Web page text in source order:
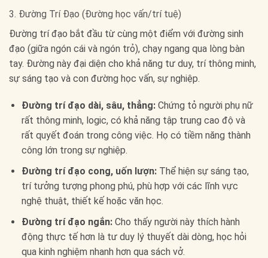
3. Đường Trí Đạo (Đường học vấn/trí tuệ)
Đường trí đạo bắt đầu từ cùng một điểm với đường sinh
đạo (giữa ngón cái và ngón trỏ), chạy ngang qua lòng bàn
tay. Đường này đại diện cho khả năng tư duy, trí thông minh,
sự sáng tạo và con đường học vấn, sự nghiệp.
Đường trí đạo dài, sâu, thẳng:Chứng tỏ người phụ nữ
rất thông minh, logic, có khả năng tập trung cao độ và
rất quyết đoán trong công việc. Họ có tiềm năng thành
công lớn trong sự nghiệp.
Đường trí đạo cong, uốn lượn:Thể hiện sự sáng tạo,
trí tưởng tượng phong phú, phù hợp với các lĩnh vực
nghệ thuật, thiết kế hoặc văn học.
Đường trí đạo ngắn:Cho thấy người này thích hành
động thực tế hơn là tư duy lý thuyết dài dòng, học hỏi
qua kinh nghiệm nhanh hơn qua sách vở.